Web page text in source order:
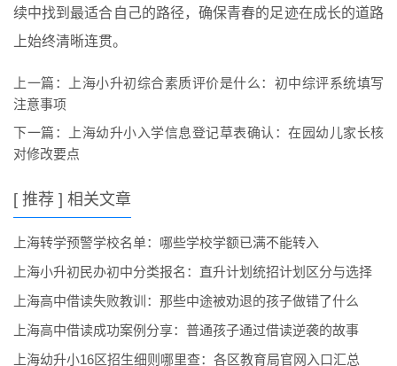
续中找到最适合自己的路径，确保青春的足迹在成长的道路
上始终清晰连贯。
上一篇：
上海小升初综合素质评价是什么：初中综评系统填写
注意事项
下一篇：
上海幼升小入学信息登记草表确认：在园幼儿家长核
对修改要点
[ 推荐 ] 相关文章
上海转学预警学校名单：哪些学校学额已满不能转入
上海小升初民办初中分类报名：直升计划统招计划区分与选择
上海高中借读失败教训：那些中途被劝退的孩子做错了什么
上海高中借读成功案例分享：普通孩子通过借读逆袭的故事
上海幼升小16区招生细则哪里查：各区教育局官网入口汇总